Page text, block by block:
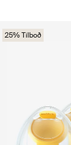
25% Tilboð